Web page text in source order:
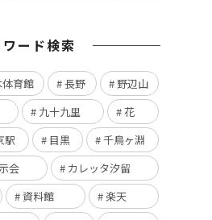
ード検索
育館 長野
野辺山
九十九里
花
駅 目黒
千鳥ヶ淵
会
カレッタ汐留
資料館
楽天